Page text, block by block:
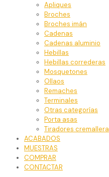
Apliques
Broches
Broches imán
Cadenas
Cadenas aluminio
Hebillas
Hebillas correderas
Mosquetones
Ollaos
Remaches
Terminales
Otras categorías
Porta asas
Tiradores cremallera
ACABADOS
MUESTRAS
COMPRAR
CONTACTAR